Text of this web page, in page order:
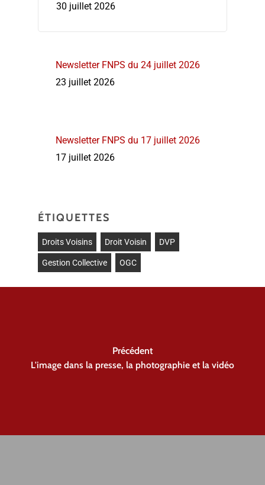
30 juillet 2026
Newsletter FNPS du 24 juillet 2026
23 juillet 2026
Newsletter FNPS du 17 juillet 2026
17 juillet 2026
ÉTIQUETTES
Droits Voisins Droit Voisin DVP
Gestion Collective OGC
Précédent
L'image dans la presse, la photographie et la vidéo